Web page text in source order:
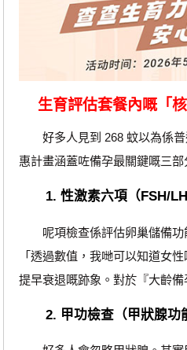
生育評估套餐內嘅「核
好多人見到 268 蚊以為係普
惠計畫涵蓋咗備孕最關鍵嘅三部
1. 性激素六項（FSH/
呢項檢查係評估卵巢儲備功
「透過數值，我哋可以知道女
提早衰退嘅跡象。對於『大齡備
2. 甲功檢查（甲狀腺功